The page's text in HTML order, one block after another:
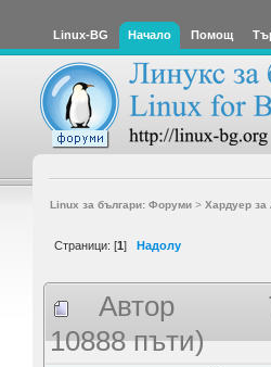
Linux-BG Начало Помощ
Linux за българи: Форуми> Хардуер за
Страници: [1] Надолу
Автор
10888 пъти)